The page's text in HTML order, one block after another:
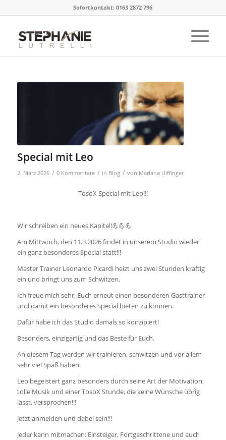
Sofortkontakt: 0163 2872 796
Special mit Leo
2. März 2026 / 0 Kommentare / in Blog / von Mariana Uiffinger
TosoX Special mit Leo!!!
Wir schreiben ein neues Kapitel!💪💪💪
Am Mittwoch, den 11.3.2026 findet in unserem Studio wieder
ein ganz besonderes Special statt!!!
Master Trainer Leonardo Picardi heizt uns zwei Stunden kräftig
ein und bringt uns zum Schwitzen.
Ich freue mich sehr, Euch erneut einen besonderen Gasttrainer
und damit ein besonderes Special bieten zu können.
Dafür habe ich das Studio damals so konzipiert!
Besonders, einzigartig und das Beste für Euch.
An diesem Tag werden wir trainieren, schwitzen und vor allem
sehr viel Spaß haben.
Leo begeistert ganz besonders durch seine Art der Motivation,
tolle Musik und einer TosoX Stunde, die keine Wünsche übrig
lässt, versprochen!!!
Jetzt anmelden und dabei sein!!!
Jeder kann mitmachen: Einsteiger, Fortgeschrittene und auch